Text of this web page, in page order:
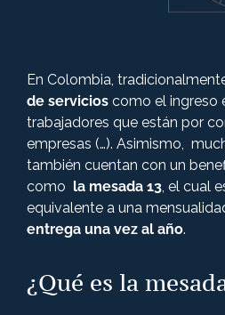
Derecho Administrativo
Derecho Constitucional
Derecho administrativo
En Colombia,
de servicios como el ingreso
trabajadores que están por
empresas (…). Asimismo, m
también cuentan con un
como la mesada 13 , el cual
equivalente a una
entrega una vez al año.
¿Qué es la